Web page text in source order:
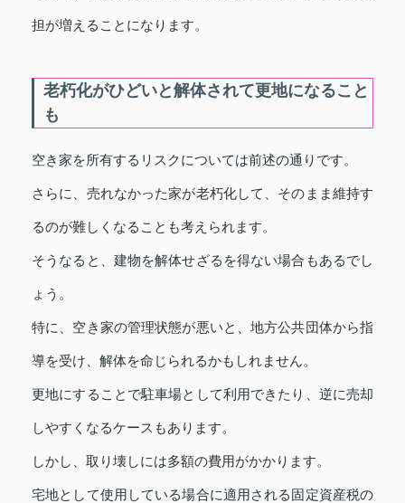
担が増えることになります。
老朽化がひどいと解体されて更地になること
も
空き家を所有するリスクについては前述の通りです。
さらに、売れなかった家が老朽化して、そのまま維持す
るのが難しくなることも考えられます。
そうなると、建物を解体せざるを得ない場合もあるでし
ょう。
特に、空き家の管理状態が悪いと、地方公共団体から指
導を受け、解体を命じられるかもしれません。
更地にすることで駐車場として利用できたり、逆に売却
しやすくなるケースもあります。
しかし、取り壊しには多額の費用がかかります。
宅地として使用している場合に適用される固定資産税の